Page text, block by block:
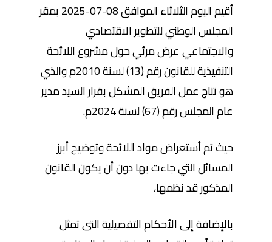
أقيم اليوم الثلاثاء الموافق 08-07-2025 بمقر
المجلس الوطني للتطوير الاقتصادي
والاجتماعي عرض مرئي حول مشروع اللائحة
التنفيذية للقانون رقم (13) لسنة 2010م والذي
هو نتاج عمل الفريق المشكل بقرار السيد مدير
عام المجلس رقم (67) لسنة 2024م.
حيث تم أستعراض مواد اللائحة وتوضيح أبرز
المسائل التي جاءت بها دون أن يكون القانون
المذكور قد نظمها،
بالإضافة إلى الأحكام التفصيلية التى تمثل